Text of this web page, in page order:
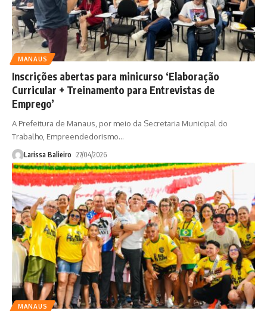
MANAUS
Inscrições abertas para minicurso ‘Elaboração
Curricular + Treinamento para Entrevistas de
Emprego’
A Prefeitura de Manaus, por meio da Secretaria Municipal do
Trabalho, Empreendedorismo…
Larissa Balieiro 27/04/2026
MANAUS